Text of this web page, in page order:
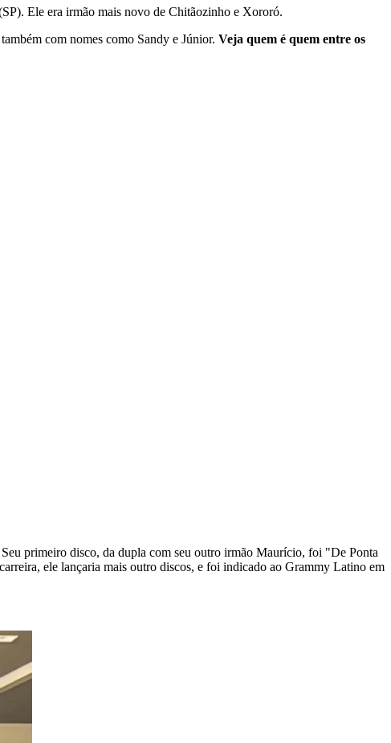
Ele era irmão mais novo de Chitãozinho e Xororó.
com nomes como Sandy e Júnior. Veja quem é quem entre os
primeiro disco, da dupla com seu outro irmão Maurício, foi "De Ponta
ele lançaria mais outro discos, e foi indicado ao Grammy Latino em